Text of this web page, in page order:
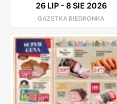
26 LIP-8 SIE 2026
GAZETKA BIEDRONKA